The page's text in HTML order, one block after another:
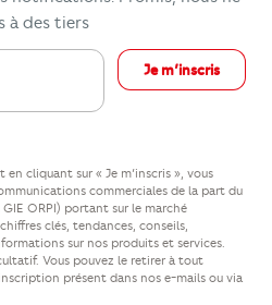
à des tiers
Je m’inscris
cliquant sur « Je m’inscris », vous
commerciales de la part du
GIE ORPI) portant sur le marché
clés, tendances, conseils,
sur nos produits et services.
Vous pouvez le retirer à tout
présent dans nos e-mails ou via